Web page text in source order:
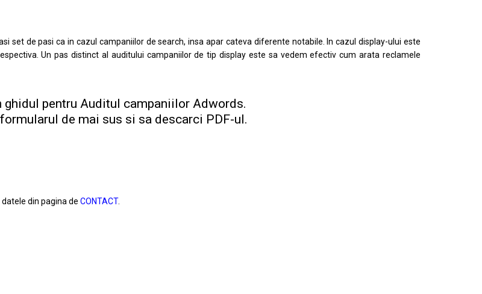
set de pasi ca in cazul campaniilor de search, insa apar cateva diferente notabile. In cazul display-ului este
Un pas distinct al auditului campaniilor de tip display este sa vedem efectiv cum arata reclamele
pentru Auditul campaniilor Adwords.
de mai sus si sa descarci PDF-ul.
din pagina de CONTACT.